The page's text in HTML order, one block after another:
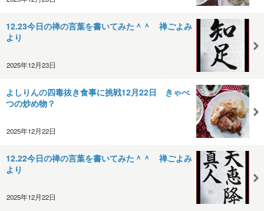
12.23今日の禅の言葉を書いてみた＾＾ 禅ごよみ
より
2025年12月23日
よしりんの四毒抜き食事に挑戦12月22日 きゃべ
つの炒め物？
2025年12月22日
12.22今日の禅の言葉を書いてみた＾＾ 禅ごよみ
より
2025年12月22日